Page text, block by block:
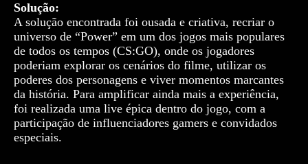
Solução:
A solução encontrada foi ousada e criativa, recriar o
universo de “Power” em um dos jogos mais populares
de todos os tempos (CS:GO), onde os jogadores
poderiam explorar os cenários do filme, utilizar os
poderes dos personagens e viver momentos marcantes
da história. Para amplificar ainda mais a experiência,
foi realizada uma live épica dentro do jogo, com a
participação de influenciadores gamers e convidados
especiais.